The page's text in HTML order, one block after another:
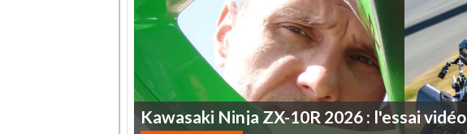
Kawasaki Ninja ZX-10R 2026 : l'essaividéo